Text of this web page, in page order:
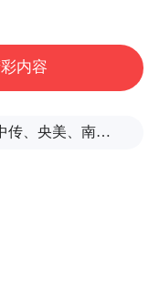
线电视新闻网
“一定程度”的
，特朗普在社
提到，美国国
内容
中传、央美、南艺等多所高校部分专业取消艺考